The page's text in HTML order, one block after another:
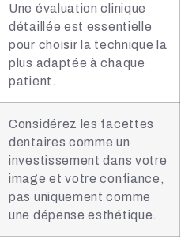
Une évaluation clinique
détaillée est essentielle
pour choisir la technique la
plus adaptée à chaque
patient.
Considérez les facettes
dentaires comme un
investissement dans votre
image et votre confiance,
pas uniquement comme
une dépense esthétique.